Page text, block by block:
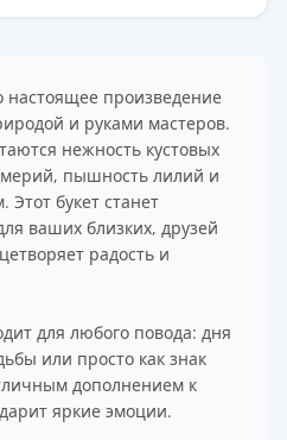
настоящее произведение
и руками мастеров.
нежность кустовых
пышность лилий и
Этот букет станет
ваших близких, друзей
радость и
для любого повода: дня
или просто как знак
дополнением к
яркие эмоции.